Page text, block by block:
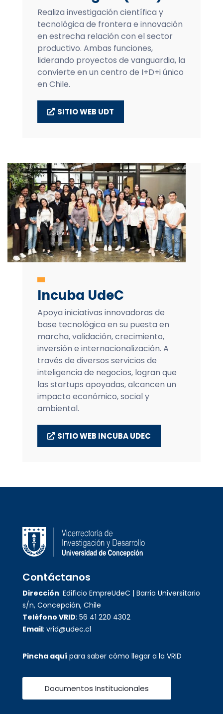
Realiza investigación científica y
tecnológica de frontera e innovación
en estrecha relación con el sector
productivo. Ambas funciones,
liderando proyectos de vanguardia, la
convierte en un centro de I+D+i único
en Chile.
SITIO WEB UDT
Incuba UdeC
Apoya iniciativas innovadoras de
base tecnológica en su puesta en
marcha, validación, crecimiento,
inversión e internacionalización. A
través de diversos servicios de
inteligencia de negocios, logran que
las startups apoyadas, alcancen un
impacto económico, social y
ambiental.
SITIO WEB INCUBA UDEC
Contáctanos
Dirección: Edificio EmpreUdeC | Barrio Universitario
s/n, Concepción, Chile
Teléfono VRID: 56 41 220 4302
Email: vrid@udec.cl
Pincha aquí para saber cómo llegar a la VRID
Documentos Institucionales